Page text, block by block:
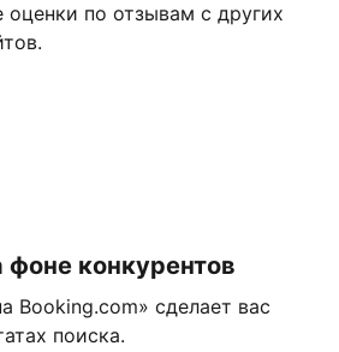
оценки по отзывам с других
фоне конкурентов
Booking.com» сделает вас
поиска.